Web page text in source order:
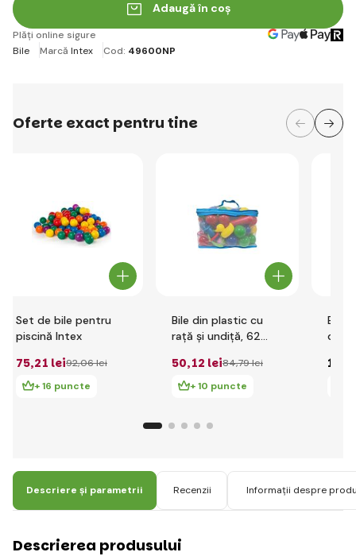
Adaugă în coș
Plăți online sigure
Bile
Marcă Intex Cod: 49600NP
Oferte exact pentru tine
Set de bile pentru
piscină Intex
75,21 lei92,06 lei
+ 16 puncte
Bile din plastic cu
rață și undiță, 62
50,12 lei84,79 lei
+ 10 puncte
de
116
Descriere și parametrii Recenzii Informații despre
Descrierea produsului